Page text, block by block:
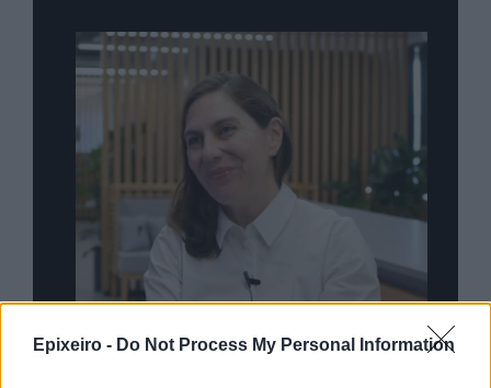
Epixeiro - Do Not Process My Personal Information